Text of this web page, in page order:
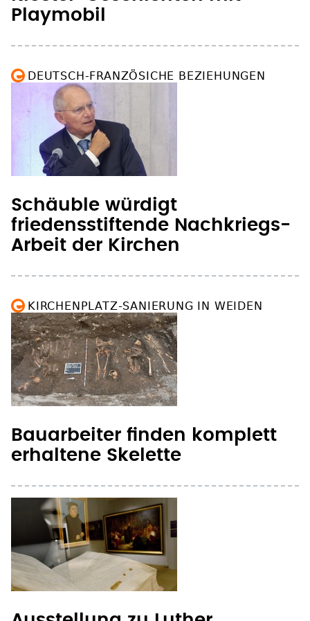
Playmobil
DEUTSCH-FRANZÖSICHE BEZIEHUNGEN
Schäuble würdigt
friedensstiftende Nachkriegs-
Arbeit der Kirchen
KIRCHENPLATZ-SANIERUNG IN WEIDEN
Bauarbeiter finden komplett
erhaltene Skelette